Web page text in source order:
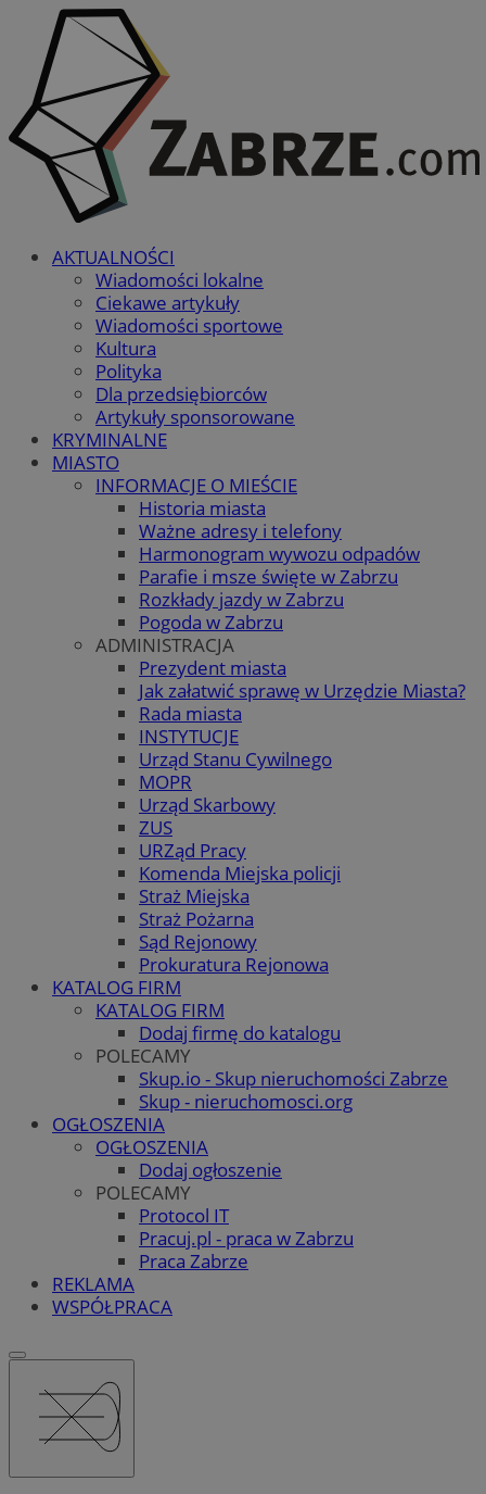
AKTUALNOŚCI
Wiadomości lokalne
Ciekawe artykuły
Wiadomości sportowe
Kultura
Polityka
Dla przedsiębiorców
Artykuły sponsorowane
KRYMINALNE
MIASTO
INFORMACJE O MIEŚCIE
Historia miasta
Ważne adresy i telefony
Harmonogram wywozu odpadów
Parafie i msze święte w Zabrzu
Rozkłady jazdy w Zabrzu
Pogoda w Zabrzu
ADMINISTRACJA
Prezydent miasta
Jak załatwić sprawę w Urzędzie Miasta?
Rada miasta
INSTYTUCJE
Urząd Stanu Cywilnego
MOPR
Urząd Skarbowy
ZUS
URZąd Pracy
Komenda Miejska policji
Straż Miejska
Straż Pożarna
Sąd Rejonowy
Prokuratura Rejonowa
KATALOG FIRM
KATALOG FIRM
Dodaj firmę do katalogu
POLECAMY
Skup.io - Skup nieruchomości Zabrze
Skup - nieruchomosci.org
OGŁOSZENIA
OGŁOSZENIA
Dodaj ogłoszenie
POLECAMY
Protocol IT
Pracuj.pl - praca w Zabrzu
Praca Zabrze
REKLAMA
WSPÓŁPRACA